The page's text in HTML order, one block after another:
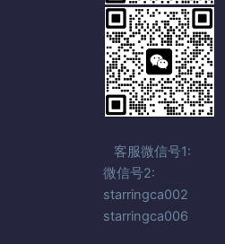
客服微信
微信号2:
starringca006